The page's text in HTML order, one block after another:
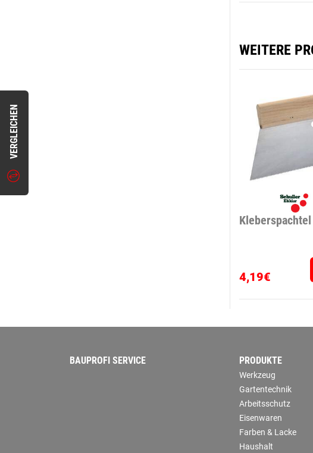
VERGLEICHEN
WEITERE
Kleberspachtel
4,19€
BAUPROFI SERVICE PRODUKTE
Werkzeug
Gartentechnik
Arbeitsschutz
Eisenwaren
Farben & Lacke
Haushalt